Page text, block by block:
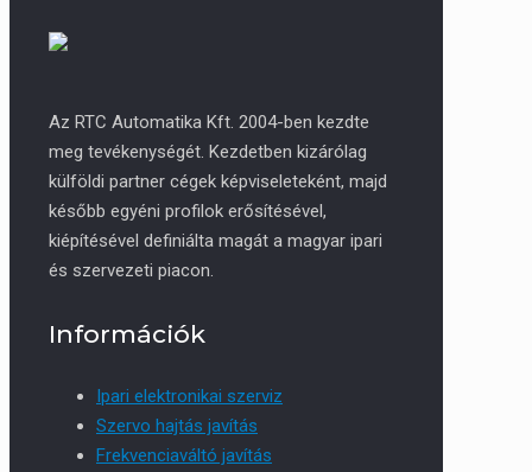
Az RTC Automatika Kft. 2004-ben kezdte
meg tevékenységét. Kezdetben kizárólag
külföldi partner cégek képviseleteként, majd
később egyéni profilok erősítésével,
kiépítésével definiálta magát a magyar ipari
és szervezeti piacon.
Információk
Ipari elektronikai szerviz
Szervo hajtás javítás
Frekvenciaváltó javítás